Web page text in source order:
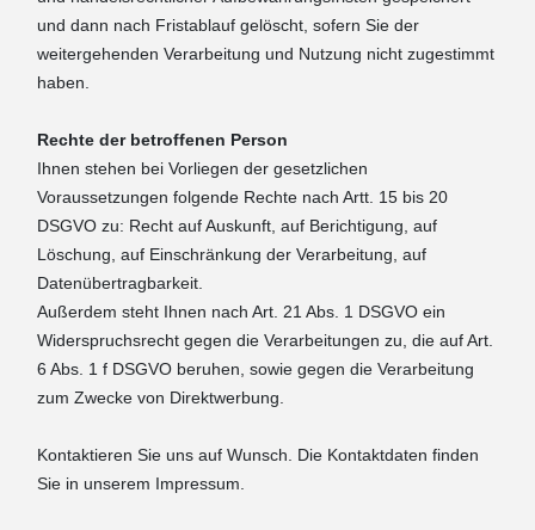
und dann nach Fristablauf gelöscht, sofern Sie der
weitergehenden Verarbeitung und Nutzung nicht zugestimmt
haben.
Rechte der betroffenen Person
Ihnen stehen bei Vorliegen der gesetzlichen
Voraussetzungen folgende Rechte nach Artt. 15 bis 20
DSGVO zu: Recht auf Auskunft, auf Berichtigung, auf
Löschung, auf Einschränkung der Verarbeitung, auf
Datenübertragbarkeit.
Außerdem steht Ihnen nach Art. 21 Abs. 1 DSGVO ein
Widerspruchsrecht gegen die Verarbeitungen zu, die auf Art.
6 Abs. 1 f DSGVO beruhen, sowie gegen die Verarbeitung
zum Zwecke von Direktwerbung.
Kontaktieren Sie uns auf Wunsch. Die Kontaktdaten finden
Sie in unserem Impressum.